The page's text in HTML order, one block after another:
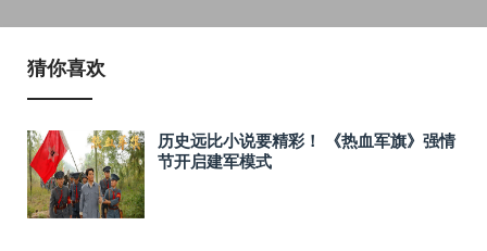
猜你喜欢
历史远比小说要精彩！ 《热血军旗》强情
节开启建军模式